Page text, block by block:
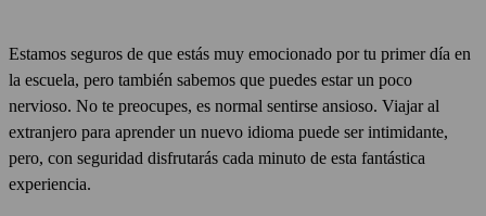
Estamos seguros de que estás muy emocionado por tu primer día en
la escuela, pero también sabemos que puedes estar un poco
nervioso. No te preocupes, es normal sentirse ansioso. Viajar al
extranjero para aprender un nuevo idioma puede ser intimidante,
pero, con seguridad disfrutarás cada minuto de esta fantástica
experiencia.